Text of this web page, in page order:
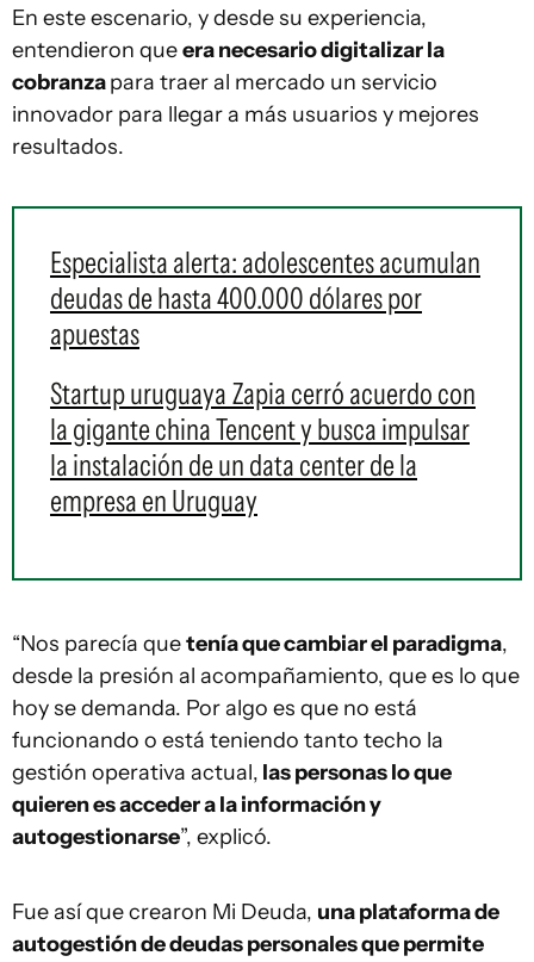
En este escenario, y desde su experiencia,
entendieron queera necesario digitalizar la
cobranzapara traer al mercado un servicio
innovador para llegar a más usuarios y mejores
resultados.
Especialista alerta: adolescentes acumulan
deudas de hasta 400.000 dólares por
apuestas
Startup uruguaya Zapia cerró acuerdo con
la gigante china Tencent y busca impulsar
la instalación de un data center de la
empresa en Uruguay
“Nos parecía quetenía que cambiar el paradigma,
desde la presión al acompañamiento, que es lo que
hoy se demanda. Por algo es que no está
funcionando o está teniendo tanto techo la
gestión operativa actual, las personas lo que
quieren es acceder a la información y
autogestionarse”, explicó.
Fue así que crearon Mi Deuda, una plataforma de
autogestión de deudas personales que permite